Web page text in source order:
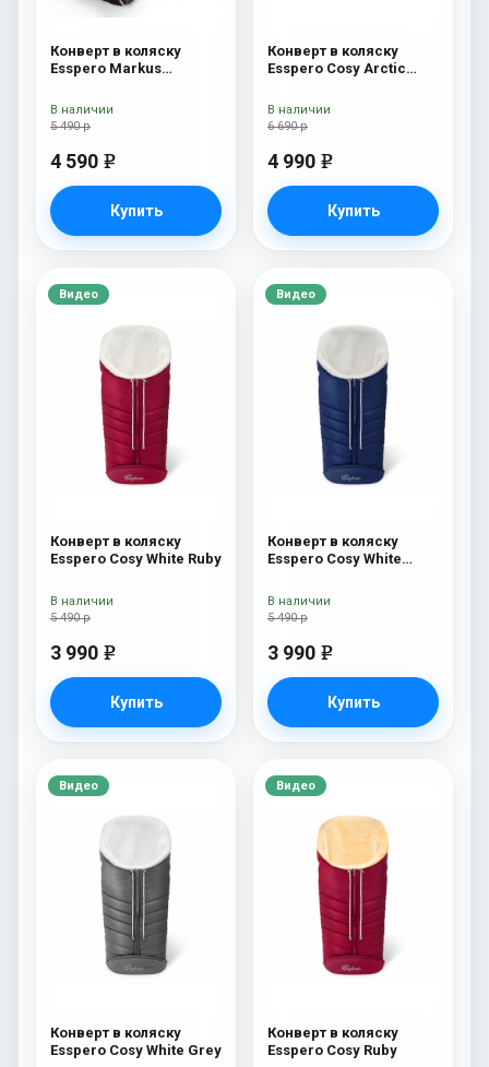
Конверт в коляску
Esspero Markus
шерсть) Chocolat
5 490 р
4 590 e
Купить
В наличии
Конверт в коляску
Esspero Cosy Arctic
6 690 р
4 990 e
Купить
В наличии
Видео
Конверт в коляску
Esspero Cosy White Ruby
5 490 р
3 990 e
Купить
В наличии
Видео
Конверт в коляску
Esspero Cosy White
5 490 р
3 990 e
Купить
В наличии
Видео
Конверт в коляску
Esspero Cosy White Grey
Видео
Конверт в коляску
Esspero Cosy Ruby